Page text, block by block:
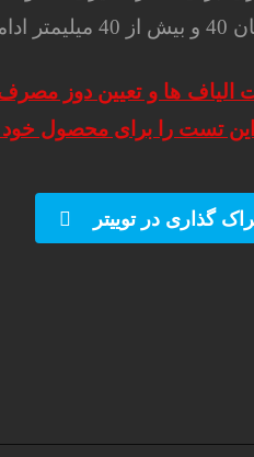
الیاف ها و تعیین دوز مصرف
تست را برای محصول خود
گذاری در توییتر